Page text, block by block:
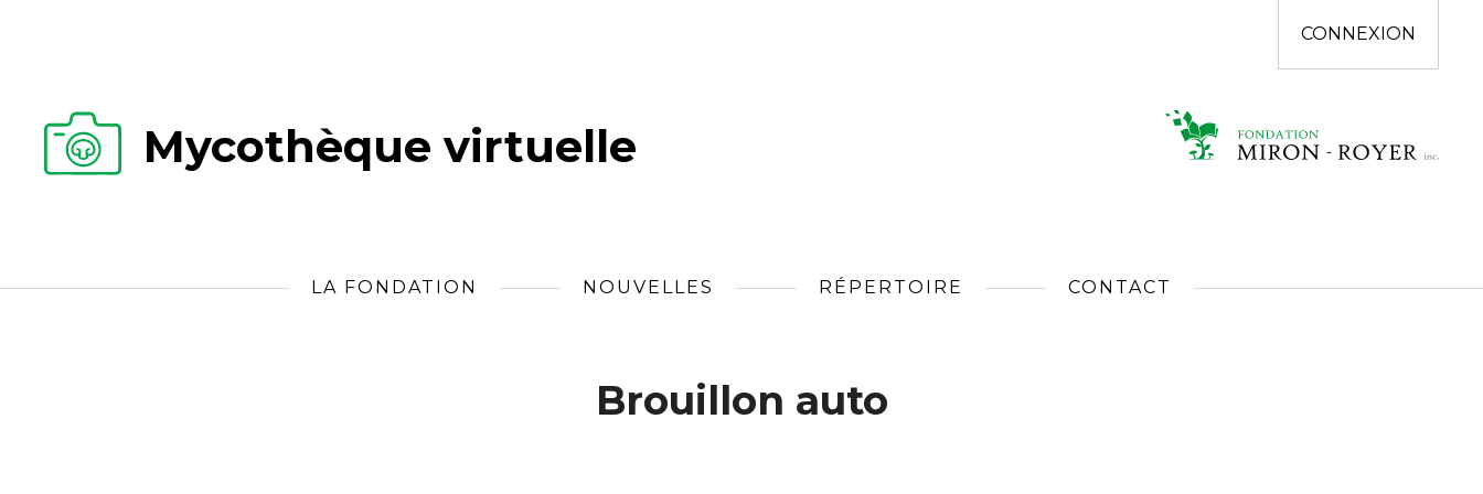
CONNEXION
Mycothèque virtuelle
LA FONDATION NOUVELLES RÉPERTOIRE CONTACT
Brouillon auto